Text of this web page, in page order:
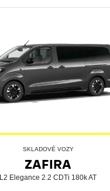
SKLADOVÉ VOZY
ZAFIRA
L2 Elegance 2.2 CDTi 180k AT